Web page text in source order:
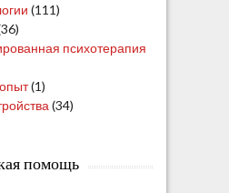
(111)
психотерапия
(1)
(34)
помощь